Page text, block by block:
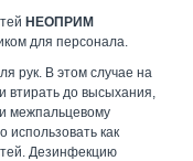
НЕОПРИМ
для персонала.
рук. В этом случае на
втирать до высыхания,
межпальцевому
использовать как
Дезинфекцию